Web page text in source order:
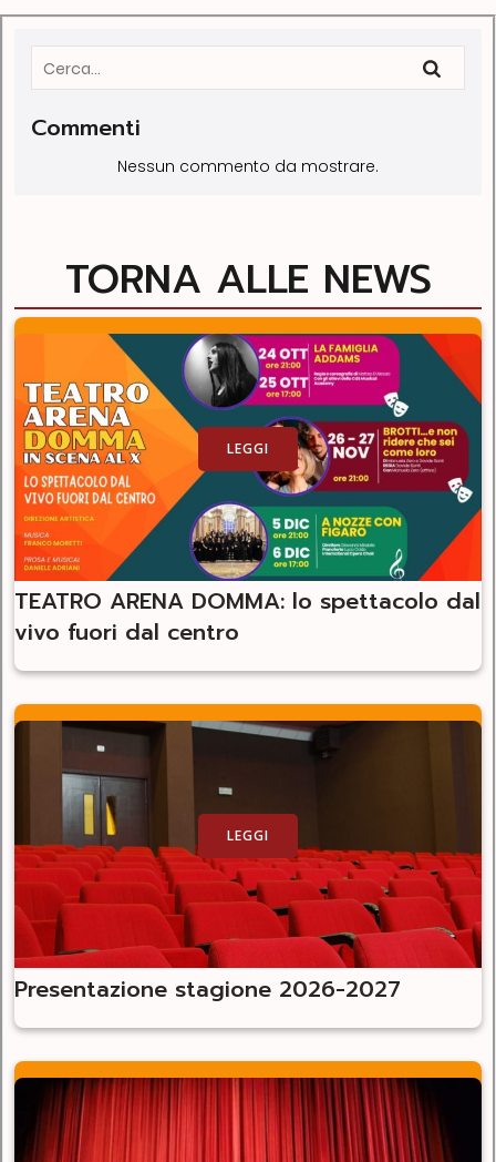
Commenti
Nessun commento da mostrare.
TORNA ALLE NEWS
LEGGI
TEATRO ARENA DOMMA: lo spettacolo dal
vivo fuori dal centro
LEGGI
Presentazione stagione 2026-2027